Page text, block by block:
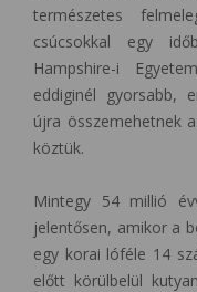
természetes
csúcsokkal egy
Hampshire-i
eddiginél gyorsabb,
újra összemehetnek
köztük.
Mintegy 54 millió
jelentősen, amikor a
egy korai lóféle 14
előtt körülbelül